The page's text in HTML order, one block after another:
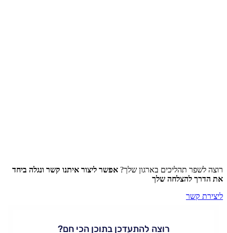
רוצה לשפר תהליכים בארגון שלך? אפשר ליצור איתנו קשר ונגלה ביחד
את הדרך להצלחה שלך
ליצירת קשר